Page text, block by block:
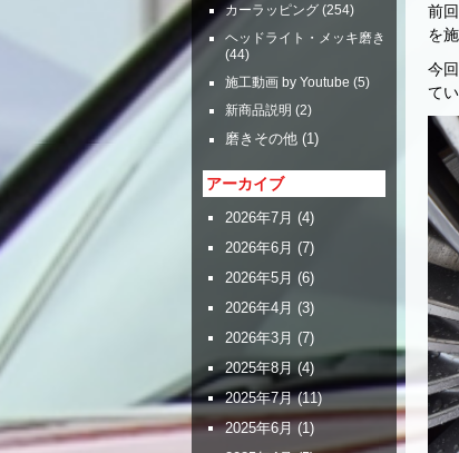
前
を
今
て
カーラッピング (254)
ヘッドライト・メッキ磨き
(44)
施工動画 by Youtube (5)
新商品説明 (2)
磨きその他 (1)
アーカイブ
2026年7月 (4)
2026年6月 (7)
2026年5月 (6)
2026年4月 (3)
2026年3月 (7)
2025年8月 (4)
2025年7月(11)
2025年6月(1)